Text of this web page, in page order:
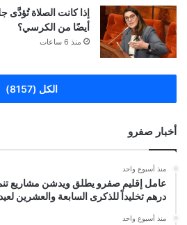
إذا كانت الصلاة تُؤدَّى
أيضًا من الكرسي؟
منذ 6 ساعات
الكل (8157)
أخبار صفرو
منذ أسبوع واحد
درهم تخليداً للذكرى السابعة والعشرين
منذ أسبوع واحد